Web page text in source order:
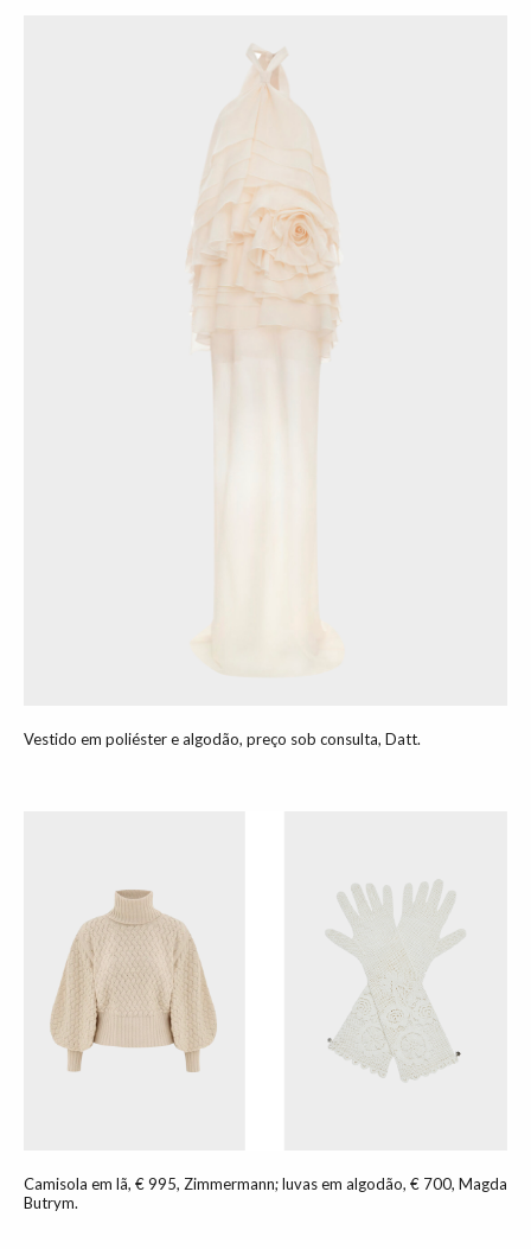
Vestido em poliéster e algodão, preço sob consulta, Datt.
Camisola em lã, € 995, Zimmermann; luvas em algodão, € 700, Magda
Butrym.